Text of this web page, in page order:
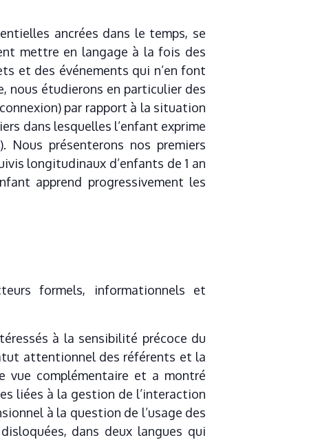
ancrées dans le temps, se
mettre en langage à la fois des
et des événements qui n’en font
nous étudierons en particulier des
par rapport à la situation
dans lesquelles l’enfant exprime
Nous présenterons nos premiers
longitudinaux d’enfants de 1 an
apprend progressivement les
formels, informationnels et
à la sensibilité précoce du
attentionnel des référents et la
vue complémentaire et a montré
liées à la gestion de l’interaction
à la question de l’usage des
dans deux langues qui